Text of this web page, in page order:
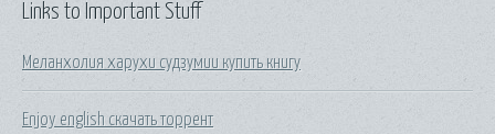
Links to Important Stuff
Меланхолия харухи судзумии купить книгу
Enjoy english скачать торрент